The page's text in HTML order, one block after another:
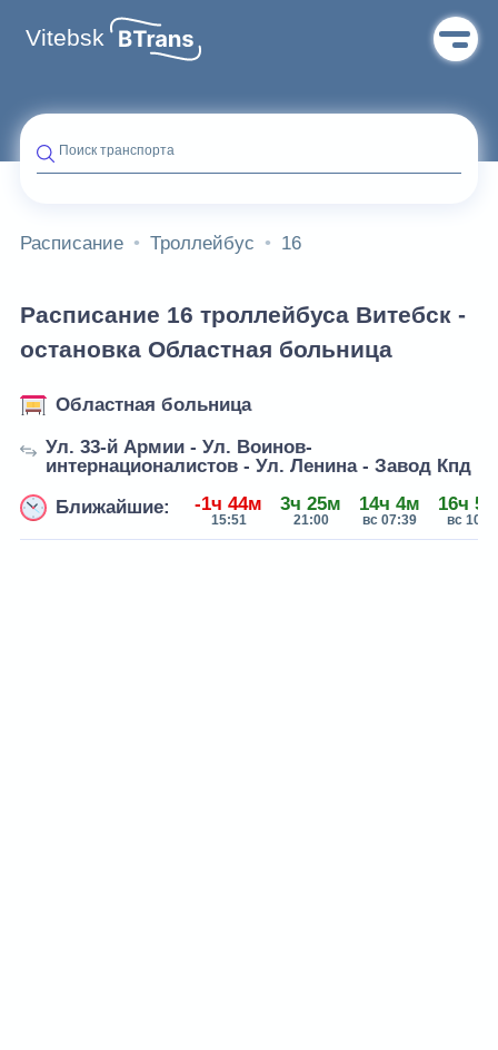
Vitebsk
Поиск транспорта
Расписание Троллейбус 16
Расписание 16 троллейбуса Витебск -
остановка Областная больница
Областная больница
Ул. 33-й Армии - Ул. Воинов-
интернационалистов - Ул. Ленина - Завод Кпд
Ближайшие:
-1ч 44м
15:51
3ч 25м
21:00
14ч 4м
вс 07:39
16ч
вс